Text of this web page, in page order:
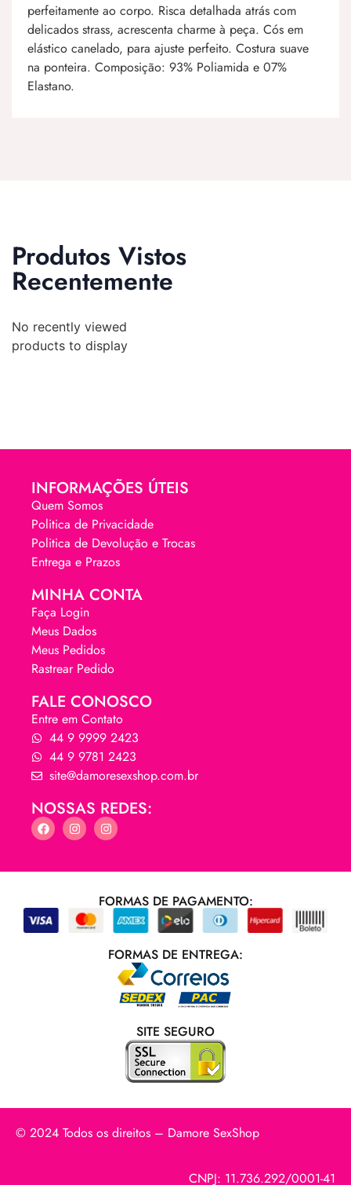
perfeitamente ao corpo. Risca detalhada atrás com
delicados strass, acrescenta charme à peça. Cós em
elástico canelado, para ajuste perfeito. Costura suave
na ponteira. Composição: 93% Poliamida e 07%
Elastano.
Produtos Vistos
Recentemente
No recently viewed
products to display
INFORMAÇÕES ÚTEIS
Quem Somos
Politica de Privacidade
Politica de Devolução e Trocas
Entrega e Prazos
MINHA CONTA
Faça Login
Meus Dados
Meus Pedidos
Rastrear Pedido
FALE CONOSCO
Entre em Contato
44 9 9999 2423
44 9 9781 2423
site@damoresexshop.com.br
NOSSAS REDES:
FORMAS DE PAGAMENTO:
FORMAS DE ENTREGA:
SITE SEGURO
© 2024 Todos os direitos – Damore SexShop
CNPJ: 11.736.292/0001-41